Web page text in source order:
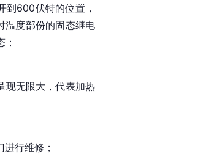
到600伏特的位置，
温度部份的固态继电
现无限大，代表加热
行维修；